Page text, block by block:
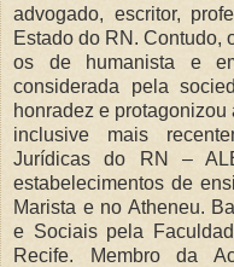
advogado, escritor,
Estado do RN. Contudo,
os de humanista e
considerada pela
honradez e
inclusive mais
Jurídicas do RN –
estabelecimentos de
Marista e no Atheneu.
e Sociais pela
Recife. Membro da